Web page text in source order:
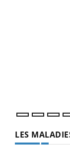
LES